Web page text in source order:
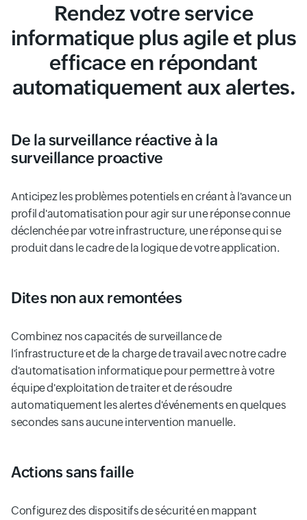
Rendez votre service
informatique plus agile et plus
efficace en répondant
automatiquement aux alertes.
De la surveillance réactive à la
surveillance proactive
Anticipez les problèmes potentiels en créant à l'avance un
profil d'automatisation pour agir sur une réponse connue
déclenchée par votre infrastructure, une réponse qui se
produit dans le cadre de la logique de votre application.
Dites non aux remontées
Combinez nos capacités de surveillance de
l'infrastructure et de la charge de travail avec notre cadre
d'automatisation informatique pour permettre à votre
équipe d'exploitation de traiter et de résoudre
automatiquement les alertes d'événements en quelques
secondes sans aucune intervention manuelle.
Actions sans faille
Configurez des dispositifs de sécurité en mappant